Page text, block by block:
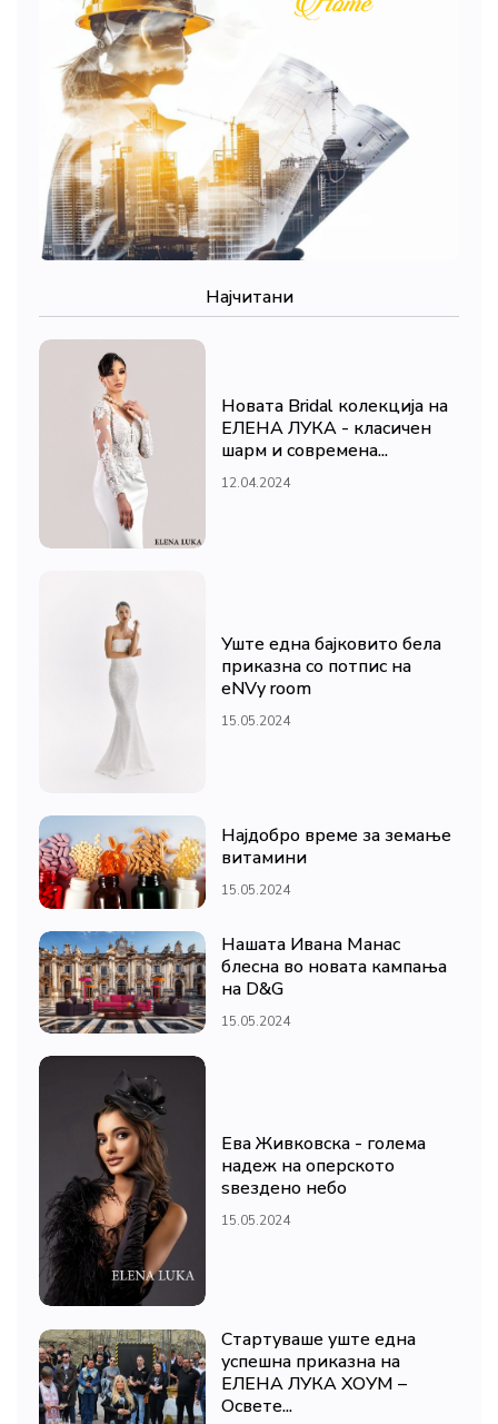
Најчитани
Новата Bridal колекција на
ЕЛЕНА ЛУКА - класичен
шарм и современа...
12.04.2024
Уште една бајковито бела
приказна со потпис на
eNVy room
15.05.2024
Најдобро време за земање
витамини
15.05.2024
Нашата Ивана Манас
блесна во новата кампања
на D&G
15.05.2024
Ева Живковска - голема
надеж на оперското
ѕвездено небо
15.05.2024
Стартуваше уште една
успешна приказна на
ЕЛЕНА ЛУКА ХОУМ –
Освете...